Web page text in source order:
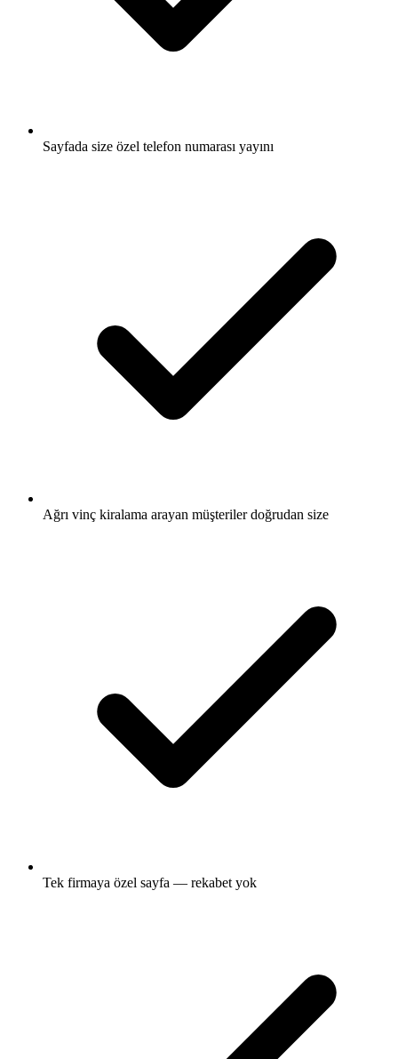
Sayfada size özel telefon numarası yayını
Ağrı vinç kiralama arayan müşteriler doğrudan size
Tek firmaya özel sayfa — rekabet yok